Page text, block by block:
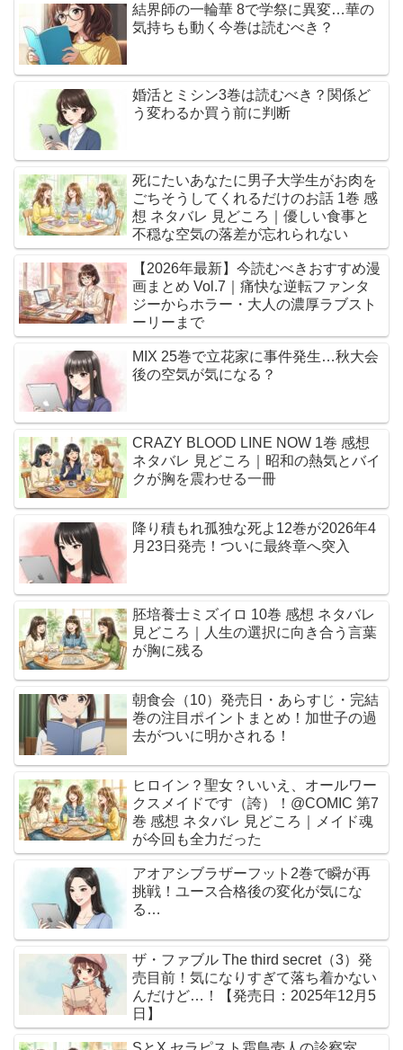
結界師の一輪華 8で学祭に異変…華の
気持ちも動く今巻は読むべき？
婚活とミシン3巻は読むべき？関係ど
う変わるか買う前に判断
死にたいあなたに男子大学生がお肉を
ごちそうしてくれるだけのお話 1巻 感
想 ネタバレ 見どころ｜優しい食事と
不穏な空気の落差が忘れられない
【2026年最新】今読むべきおすすめ漫
画まとめ Vol.7｜痛快な逆転ファンタ
ジーからホラー・大人の濃厚ラブスト
ーリーまで
MIX 25巻で立花家に事件発生…秋大会
後の空気が気になる？
CRAZY BLOOD LINE NOW 1巻 感想
ネタバレ 見どころ｜昭和の熱気とバイ
クが胸を震わせる一冊
降り積もれ孤独な死よ12巻が2026年4
月23日発売！ついに最終章へ突入
胚培養士ミズイロ 10巻 感想 ネタバレ
見どころ｜人生の選択に向き合う言葉
が胸に残る
朝食会（10）発売日・あらすじ・完結
巻の注目ポイントまとめ！加世子の過
去がついに明かされる！
ヒロイン？聖女？いいえ、オールワー
クスメイドです（誇）！@COMIC 第7
巻 感想 ネタバレ 見どころ｜メイド魂
が今回も全力だった
アオアシブラザーフット2巻で瞬が再
挑戦！ユース合格後の変化が気にな
る…
ザ・ファブル The third secret（3）発
売目前！気になりすぎて落ち着かない
んだけど…！【発売日：2025年12月5
日】